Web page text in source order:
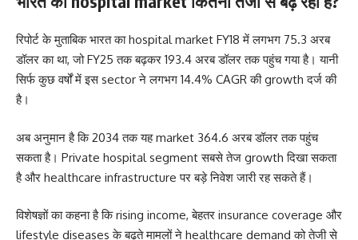
रिपोर्ट के मुताबिक भारत का hospital market FY18 में लगभग 75.3 अरब
डॉलर का था, जो FY25 तक बढ़कर 193.4 अरब डॉलर तक पहुंच गया है। यानी
सिर्फ कुछ वर्षों में इस sector ने लगभग 14.4% CAGR की growth दर्ज की
है।
अब अनुमान है कि 2034 तक यह market 364.6 अरब डॉलर तक पहुंच
सकता है। Private hospital segment सबसे तेज growth दिखा सकता
है और healthcare infrastructure पर बड़े निवेश जारी रह सकते हैं।
विशेषज्ञों का कहना है कि rising income, बेहतर insurance coverage और
lifestyle diseases के बढ़ते मामलों ने healthcare demand को तेजी से